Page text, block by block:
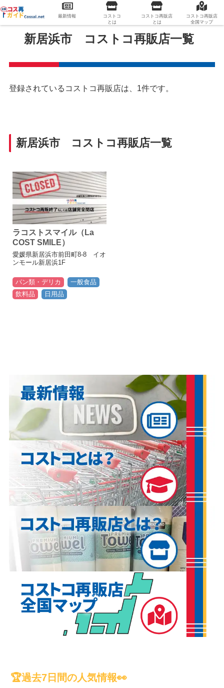
新居浜市 コストコ再販店一覧
登録されているコストコ再販店は、1件です。
新居浜市 コストコ再販店一覧
ラコストスマイル（La
COST SMILE）
愛媛県新居浜市前田町8-8 イオ
ンモール新居浜1F
パン類・デリカ
一般食品
飲料品
日用品
🏆過去7日間の人気情報👀
最新情報
コストコ
とは
コストコ再販店
とは
コストコ再販店
全国マップ